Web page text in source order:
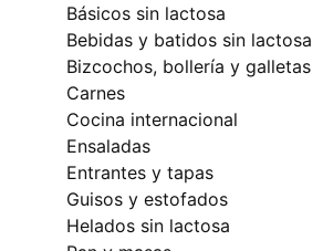
básicos sin lactosa
bebidas y batidos sin lactosa
bizcochos, bollería y galletas
carnes
cocina internacional
ensaladas
entrantes y tapas
guisos y estofados
helados sin lactosa